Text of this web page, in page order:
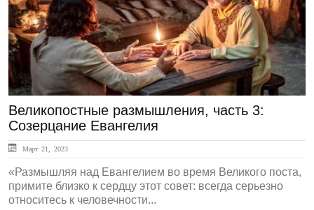
Великопостные размышления, часть 3:
Созерцание Евангелия
Март 21, 2023
«Размышляя над Евангелием во время Великого поста,
примите близко к сердцу этот совет: всегда серьезно
относитесь к человечности...